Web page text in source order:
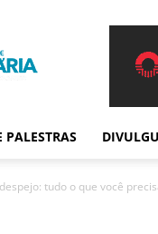
PALESTRAS
tudo o que você